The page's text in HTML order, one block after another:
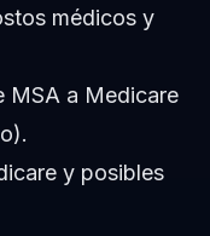
médicos y
MSA a Medicare
y posibles